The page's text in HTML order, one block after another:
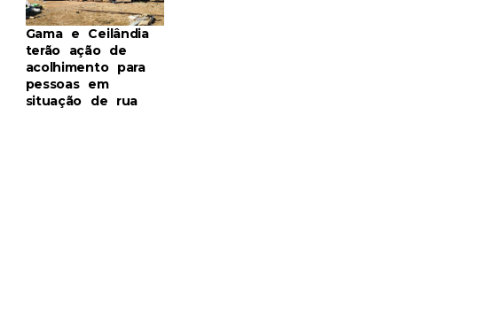
Gama e Ceilândia
terão ação de
acolhimento para
pessoas em
situação de rua